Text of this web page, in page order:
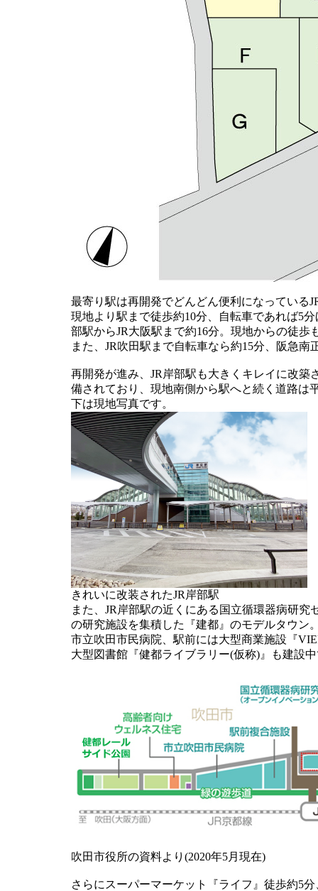
最寄り駅は再開発でどんどん便利になっている
現地より駅まで徒歩約10分、自転車であれば5
部駅からJR大阪駅まで約16分。現地からの徒
また、JR吹田駅まで自転車なら約15分、阪急
再開発が進み、JR岸部駅も大きくキレイに改
備されており、現地南側から駅へと続く道路は
下は現地写真です。
きれいに改装されたJR岸部駅
また、JR岸部駅の近くにある国立循環器病研
の研究施設を集積した『建都』のモデルタウン
市立吹田市民病院、駅前には大型商業施設『
大型図書館『健都ライブラリー(仮称)』も建設
吹田市役所の資料より(2020年5月現在)
さらにスーパーマーケット『ライフ』徒歩約5